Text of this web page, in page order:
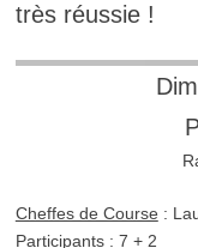
très réussie !
Cheffes de Course :
Participants: 7 + 2